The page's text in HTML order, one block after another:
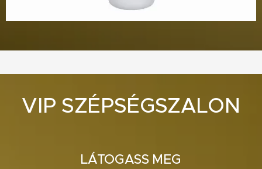
VIP SZÉPSÉGSZALON
LÁTOGASS MEG